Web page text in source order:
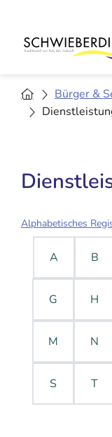
Bürger &
Alphabetisches
A B
G H
M N
S T